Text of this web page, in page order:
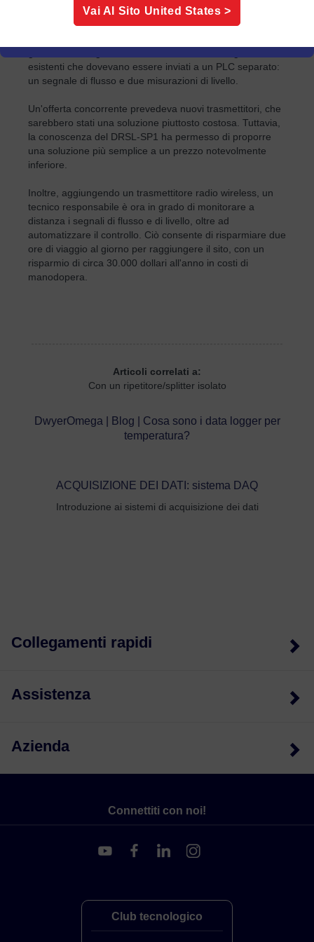
L'impianto di trattamento delle acque reflue disponeva di
esistenti che dovevano essere inviati a un PLC separato:
un segnale di flusso e due misurazioni di livello.
Un'offerta concorrente prevedeva nuovi trasmettitori, che
sarebbero stati una soluzione piuttosto costosa. Tuttavia,
la conoscenza del DRSL-SP1 ha permesso di proporre
una soluzione più semplice a un prezzo notevolmente
inferiore.
Inoltre, aggiungendo un trasmettitore radio wireless, un
tecnico responsabile è ora in grado di monitorare a
distanza i segnali di flusso e di livello, oltre ad
automatizzare il controllo. Ciò consente di risparmiare due
ore di viaggio al giorno per raggiungere il sito, con un
risparmio di circa 30.000 dollari all'anno in costi di
manodopera.
Articoli correlati a:
Con un ripetitore/splitter isolato
DwyerOmega | Blog | Cosa sono i data logger per
temperatura?
ACQUISIZIONE DEI DATI: sistema DAQ
Introduzione ai sistemi di acquisizione dei dati
Collegamenti rapidi
Assistenza
Azienda
Connettiti con noi!
Club tecnologico
Vai Al Sito United States >